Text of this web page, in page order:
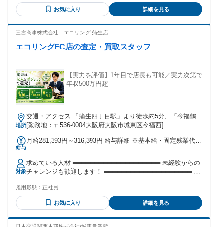
験をお持ちの方 ・複数名のスタッフ管理経験をお持ちの方 ・
運行管理経験3年以上の方 ■こんな方を歓迎します ・運行管理
営業所全体を見ながら仕事をしたい方 ・安全管理と売上管理
きる方 ・決められた業務だけでは物足りない方 ・営業所運営
を築ける方 ・周囲と連携しながら組織を動かせる方 ・変化の
ある環境を前向きに楽しめる方 ・腰を据えて長く働ける環境
を探している方 現場を見て課題を見つける。 改善策を考え
る。 周囲を巻き込みながら実行する。 そんな視点を持った方
います。 これまでの経験を活かしながら、運行管理のその先
のキャリアに挑戦したい方をお待ちしています。
お気に入り 詳細を見る
三宮商事株式会社 エコリング 蒲生店
エコリングFC店の査定・買取スタッフ
【実力を評価】1年目で店長も可能／実力次第で
年収500万円超
場所
交通・アクセス 「蒲生四丁目駅」より徒歩約5分、「今福鶴見
駅」から徒歩約10分、「野江駅」から徒歩約13分
[勤務地：〒536-0004大阪府大阪市城東区今福西]
給与
月給281,393円～316,393円 給与詳細 ※基本給・固定残業代の
あり 1ヶ月あたり5万4393円（固定残業時間：1ヶ月あたり30
時間） 固定残業時間を超えた勤務時間については別途残業代
を支給する 【一律手当】 全員に一律で支払われる通勤・皆
勤・家族手当金額：あり 全員に一律で支払われるその他手当
定残業代（30時間分）を 含みますが、 実際の残業時間が30時
間を 超えることはほとんどありません。
━━━━━━━━━━━━━━━━ ▼ 成果は収入とポジショ
対象
求めている人材 ════════════════════ 未経験からの
チャレンジも歓迎します！ ════════════════════ 私
こまで成長したいか」です。 年齢や社歴ではなく、 成果と行
動を正当に評価。 実際に未経験入社から 1年以内で昇格した
社員も在籍しています。 - 【必須条件】 ✅パソコンの基本操
件】 ✅普通自動車運転免許（AT限定可） ※出張買取業務をお
雇用形態： 正社員
お気に入り 詳細を見る